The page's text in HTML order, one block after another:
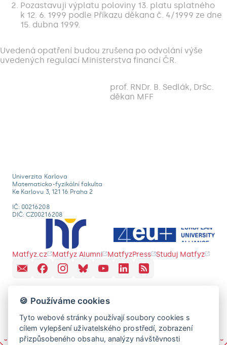
Pozastavuji výplatu poloviny 13. platu splatného
k 12. 6. 1999 podle Příkazu děkana č. 4/1999 ze dne
15. dubna 1999.
Uvedená opatření budou zrušena po odvolání výše
uvedených regulací Ministerstva financí ČR.
prof. RNDr. B. Sedlák, DrSc.
děkan MFF
Univerzita Karlova
Matematicko-fyzikální fakulta
Ke Karlovu 3, 121 16 Praha 2
IČ: 00216208
DIČ: CZ00216208
Matfyz.cz Matfyz Alumni MatfyzPress Studuj Matfyz
🍪 Používáme cookies
Tyto webové stránky používají soubory cookies s
cílem vylepšení uživatelského prostředí, zobrazení
přizpůsobeného obsahu, analýzy návštěvnosti